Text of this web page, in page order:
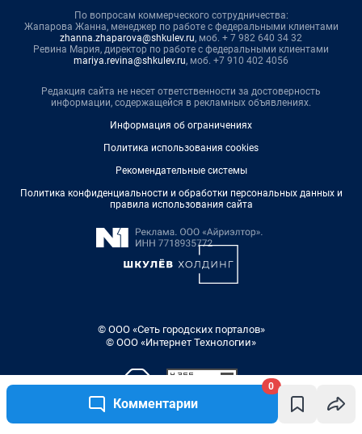
Комментарии
0
По вопросам коммерческого сотрудничества:
Жапарова Жанна, менеджер по работе с федеральными клиентами
zhanna.zhaparova@shkulev.ru, моб. + 7 982 640 34 32
Ревина Мария, директор по работе с федеральными клиентами
mariya.revina@shkulev.ru, моб. +7 910 402 4056
Редакция сайта не несет ответственности за достоверность
информации, содержащейся в рекламных объявлениях.
Информация об ограничениях
Политика использования cookies
Рекомендательные системы
Политика конфиденциальности и обработки персональных данных и
правила использования сайта
© ООО «Сеть городских порталов»
© ООО «Интернет Технологии»